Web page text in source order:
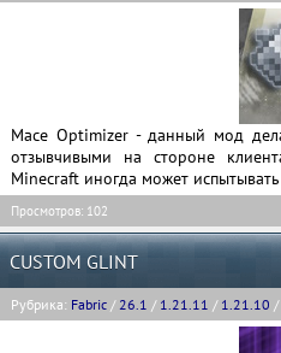
Mace Optimizer - данный мод
отзывчивыми на стороне
Minecraft иногда может
Просмотров: 102
CUSTOM GLINT
Рубрика: Fabric /26.1 / 1.21.11 / 1.21.10 /